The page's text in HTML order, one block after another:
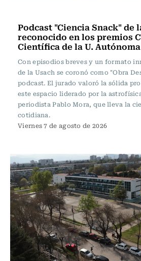
Podcast "Ciencia Snack" de
reconocido en los premios
Científica de la U. Autónoma
Con episodios breves y un formato
de la Usach se coronó como "Obra
podcast. El jurado valoró la sólida
este espacio liderado por la
periodista Pablo Mora, que lleva la
cotidiana.
Viernes 7 de agosto de 2026